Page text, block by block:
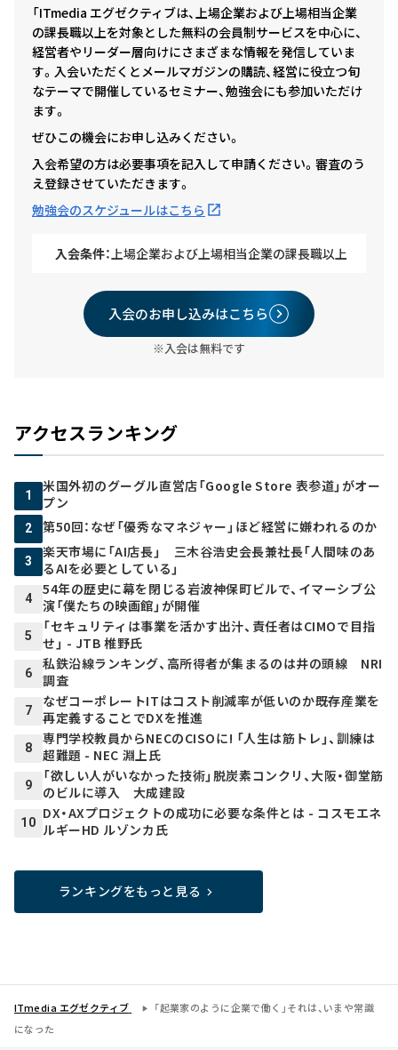
「ITmedia エグゼクティブは、上場企業および上場相当企業
の課長職以上を対象とした無料の会員制サービスを中心に、
経営者やリーダー層向けにさまざまな情報を発信していま
す。入会いただくとメールマガジンの購読、経営に役立つ旬
なテーマで開催しているセミナー、勉強会にも参加いただけ
ます。
ぜひこの機会にお申し込みください。
入会希望の方は必要事項を記入して申請ください。審査のう
え登録させていただきます。
勉強会のスケジュールはこちら
入会条件： 上場企業および上場相当企業の課長職以上
入会のお申し込みはこちら
※入会は無料です
アクセスランキング
1
米国外初のグーグル直営店「Google Store 表参道」がオー
プン
2 第50回：なぜ「優秀なマネジャー」ほど経営に嫌われるのか
3
楽天市場に「AI店長」 三木谷浩史会長兼社長「人間味のあ
るAIを必要としている」
4
54年の歴史に幕を閉じる岩波神保町ビルで、イマーシブ公
演「僕たちの映画館」が開催
5
「セキュリティは事業を活かす出汁、責任者はCIMOで目指
せ」 - JTB 椎野氏
6
私鉄沿線ランキング、高所得者が集まるのは井の頭線 NRI
調査
7
なぜコーポレートITはコスト削減率が低いのか――既存産業を
再定義することでDXを推進
8
専門学校教員からNECのCISOに! 「人生は筋トレ」、訓練は
超難題 - NEC 淵上氏
9
「欲しい人がいなかった技術」脱炭素コンクリ、大阪・御堂筋
のビルに導入 大成建設
10
DX・AXプロジェクトの成功に必要な条件とは - コスモエネ
ルギーHD ルゾンカ氏
ランキングをもっと見る
ITmedia エグゼクティブ
「起業家のように企業で働く」それは、いまや常識
になった